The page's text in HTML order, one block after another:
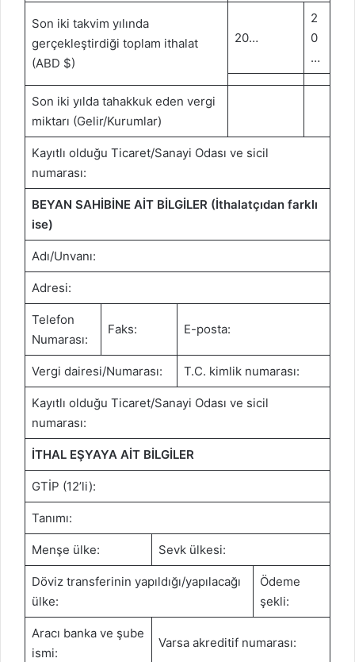
Son iki takvim yılında
gerçekleştirdiği toplam ithalat
(ABD $)
20…
2
0
…
Son iki yılda tahakkuk eden vergi
miktarı (Gelir/Kurumlar)
Kayıtlı olduğu Ticaret/Sanayi Odası ve sicil
numarası:
BEYAN SAHİBİNE AİT BİLGİLER (İthalatçıdan farklı
ise)
Adı/Unvanı:
Adresi:
Telefon
Numarası:
Faks: E-posta:
Vergi dairesi/Numarası: T.C. kimlik numarası:
Kayıtlı olduğu Ticaret/Sanayi Odası ve sicil
numarası:
İTHAL EŞYAYA AİT BİLGİLER
GTİP (12’li):
Tanımı:
Menşe ülke: Sevk ülkesi:
Döviz transferinin yapıldığı/yapılacağı
ülke:
Ödeme
şekli:
Aracı banka ve şube
ismi:
Varsa akreditif numarası: